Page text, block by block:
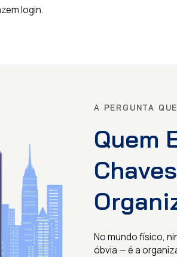
login.
A PERGUNTA
Quem
No mundo físico,
óbvia — é a